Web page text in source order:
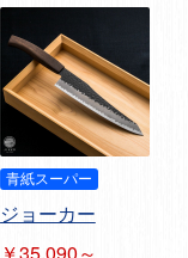
青紙スーパー
ジョーカー